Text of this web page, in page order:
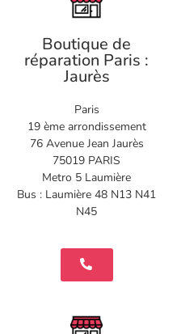
Boutique de
réparation Paris :
Jaurès
Paris
19 ème arrondissement
76 Avenue Jean Jaurès
75019 PARIS
Metro 5 Laumière
Bus : Laumière 48 N13 N41
N45